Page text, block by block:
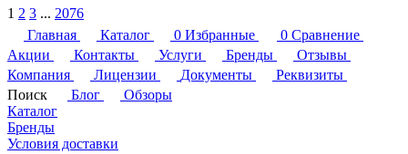
1 2 3 ... 2076
Главная
Каталог 0 Избранные 0 Сравнение
Акции
Контакты Услуги Бренды
Отзывы
Компания
Лицензии Документы
Реквизиты
Поиск
Блог
Обзоры
Каталог
Бренды
Условия доставки